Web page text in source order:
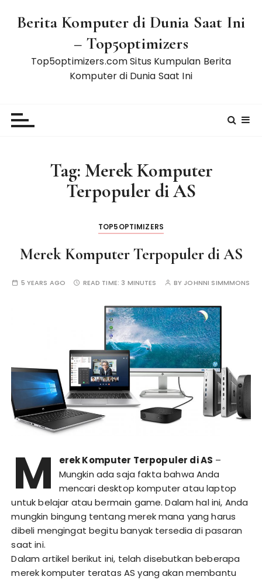
Berita Komputer di Dunia Saat Ini
– Top5optimizers
Top5optimizers.com Situs Kumpulan Berita
Komputer di Dunia Saat Ini
Tag: Merek Komputer
Terpopuler di AS
TOP5OPTIMIZERS
Merek Komputer Terpopuler di AS
5 YEARS AGO READ TIME: 3 MINUTES BY JOHNNI SIMMMONS
M erek Komputer Terpopuler di AS –
Mungkin ada saja fakta bahwa Anda
mencari desktop komputer atau laptop
untuk belajar atau bermain game. Dalam hal ini, Anda
mungkin bingung tentang merek mana yang harus
dibeli mengingat begitu banyak tersedia di pasaran
saat ini.
Dalam artikel berikut ini, telah disebutkan beberapa
merek komputer teratas AS yang akan membantu